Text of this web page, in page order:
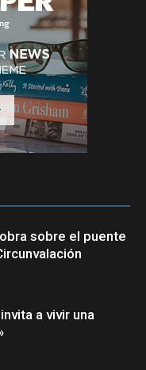
sobre el puente
a vivir una